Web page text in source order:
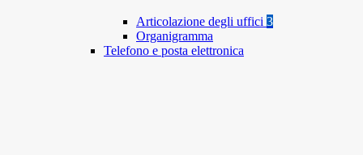
Articolazione degli uffici 3
Organigramma
Telefono e posta elettronica